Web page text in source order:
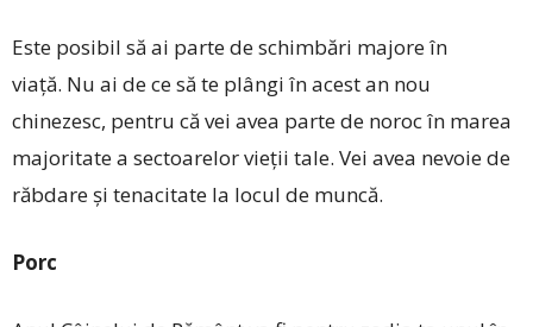
Este posibil să ai parte de schimbări majore în
viață. Nu ai de ce să te plângi în acest an nou
chinezesc, pentru că vei avea parte de noroc în marea
majoritate a sectoarelor vieţii tale. Vei avea nevoie de
răbdare și tenacitate la locul de muncă.
Porc